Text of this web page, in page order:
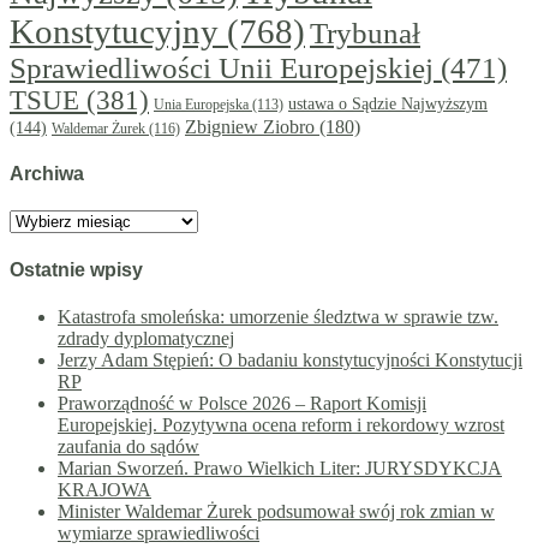
Konstytucyjny (768)Trybunał
Sprawiedliwości Unii Europejskiej (471)
TSUE (381) Unia Europejska (113) ustawa o Sądzie Najwyższym
(144) Waldemar Żurek (116) Zbigniew Ziobro (180)
Archiwa
Archiwa
Ostatnie wpisy
Katastrofa smoleńska: umorzenie śledztwa w sprawie tzw.
zdrady dyplomatycznej
Jerzy Adam Stępień: O badaniu konstytucyjności Konstytucji
RP
Praworządność w Polsce 2026 – Raport Komisji
Europejskiej. Pozytywna ocena reform i rekordowy wzrost
zaufania do sądów
Marian Sworzeń. Prawo Wielkich Liter: JURYSDYKCJA
KRAJOWA
Minister Waldemar Żurek podsumował swój rok zmian w
wymiarze sprawiedliwości